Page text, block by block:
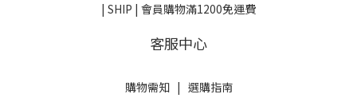
| SHIP | 會員購物滿1200免運費
客服中心
購物需知| 選購指南